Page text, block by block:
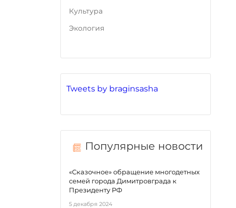
Tweets by braginsasha
Популярные новости
«Сказочное» обращение многодетных
семей города Димитровграда к
Президенту РФ
5 декабря 2024
Культура
Экология